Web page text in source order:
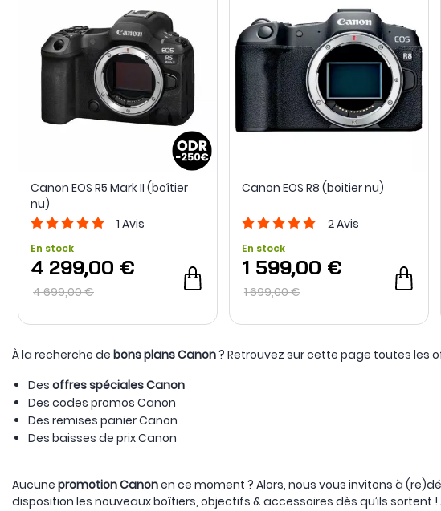
Canon EOS R5 Mark II (boîtier
nu)
1 Avis
En stock
4 299,00 €
4 699,00 €
Canon EOS R8 (boitier nu)
2Avis
En stock
1 599,00 €
1 699,00 €
À la recherche de bons plans Canon? Retrouvez sur cette page toutes les
Des offres spéciales Canon
Des codes promos Canon
Des remises panier Canon
Des baisses de prix Canon
Aucune promotion Canonen ce moment ? Alors, nous vous invitons à
disposition les nouveaux boîtiers, objectifs & accessoires dès qu’ils